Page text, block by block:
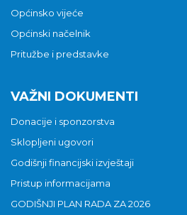
Općinsko vijeće
Općinski načelnik
Pritužbe i predstavke
VAŽNI DOKUMENTI
Donacije i sponzorstva
Sklopljeni ugovori
Godišnji financijski izvještaji
Pristup informacijama
GODIŠNJI PLAN RADA ZA 2026